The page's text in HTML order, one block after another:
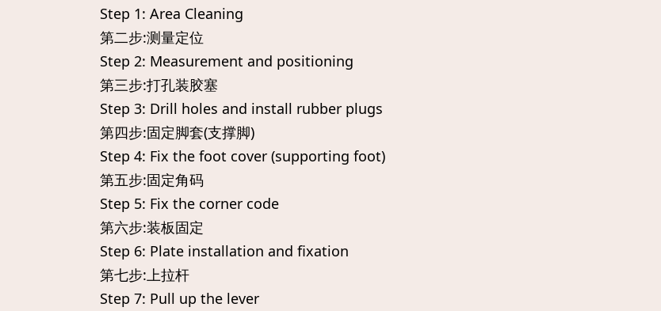
Step 1: Area Cleaning
第二步:测量定位
Step 2: Measurement and positioning
第三步:打孔装胶塞
Step 3: Drill holes and install rubber plugs
第四步:固定脚套(支撑脚)
Step 4: Fix the foot cover (supporting foot)
第五步:固定角码
Step 5: Fix the corner code
第六步:装板固定
Step 6: Plate installation and fixation
第七步:上拉杆
Step 7: Pull up the lever